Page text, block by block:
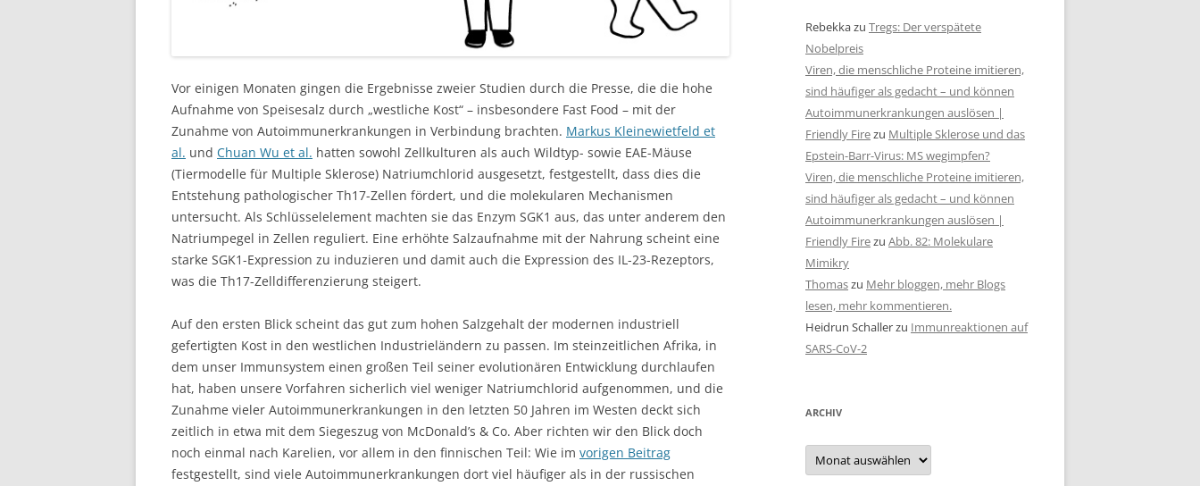
Vor einigen Monaten gingen die Ergebnisse zweier Studien durch die Presse, die die hohe
Aufnahme von Speisesalz durch „westliche Kost“ – insbesondere Fast Food – mit der
Zunahme von Autoimmunerkrankungen in Verbindung brachten. Markus Kleinewietfeld et
al. und Chuan Wu et al. hatten sowohl Zellkulturen als auch Wildtyp- sowie EAE-Mäuse
(Tiermodelle für Multiple Sklerose) Natriumchlorid ausgesetzt, festgestellt, dass dies die
Entstehung pathologischer Th17-Zellen fördert, und die molekularen Mechanismen
untersucht. Als Schlüsselelement machten sie das Enzym SGK1 aus, das unter anderem den
Natriumpegel in Zellen reguliert. Eine erhöhte Salzaufnahme mit der Nahrung scheint eine
starke SGK1-Expression zu induzieren und damit auch die Expression des IL-23-Rezeptors,
was die Th17-Zelldifferenzierung steigert.
Auf den ersten Blick scheint das gut zum hohen Salzgehalt der modernen industriell
gefertigten Kost in den westlichen Industrieländern zu passen. Im steinzeitlichen Afrika, in
dem unser Immunsystem einen großen Teil seiner evolutionären Entwicklung durchlaufen
hat, haben unsere Vorfahren sicherlich viel weniger Natriumchlorid aufgenommen, und die
Zunahme vieler Autoimmunerkrankungen in den letzten 50 Jahren im Westen deckt sich
zeitlich in etwa mit dem Siegeszug von McDonald’s & Co. Aber richten wir den Blick doch
noch einmal nach Karelien, vor allem in den finnischen Teil: Wie im vorigen Beitrag
festgestellt, sind viele Autoimmunerkrankungen dort viel häufiger als in der russischen
Rebekkazu Tregs: Der verspätete
Nobelpreis
Viren, die menschliche Proteine imitieren,
sind häufiger als gedacht – und können
Autoimmunerkrankungen auslösen |
Friendly Firezu Multiple Sklerose und das
Epstein-Barr-Virus: MS wegimpfen?
Viren, die menschliche Proteine imitieren,
sind häufiger als gedacht – und können
Autoimmunerkrankungen auslösen |
Friendly Firezu Abb. 82: Molekulare
Mimikry
Thomaszu Mehr bloggen, mehr Blogs
lesen, mehr kommentieren.
Heidrun Schallerzu Immunreaktionen auf
SARS-CoV-2
ARCHIV
Archiv